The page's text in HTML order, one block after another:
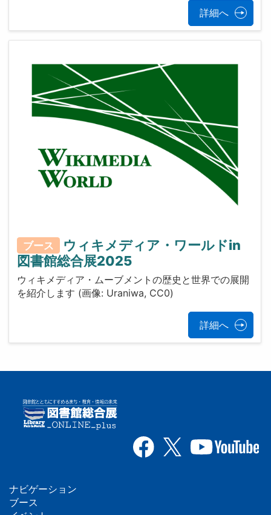
詳細へ
ブース
ウィキメディア・ワールドin
図書館総合展2025
ウィキメディア・ムーブメントの歴史と世界での展開
を紹介します (画像: Uraniwa, CC0)
詳細へ
フ
ナビゲーション
ブース